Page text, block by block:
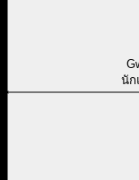
นัก